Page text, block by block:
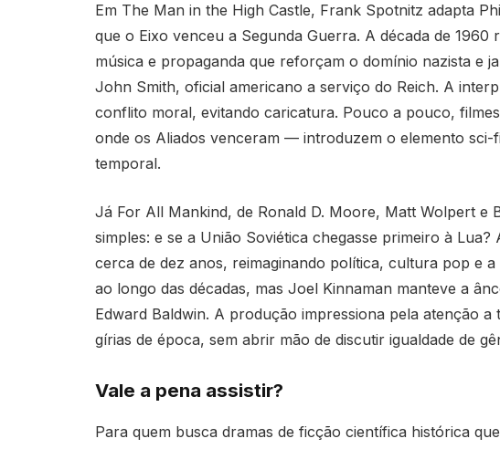
Em The Man in the High Castle, Frank Spotnitz adapta
que o Eixo venceu a Segunda Guerra. A década de
música e propaganda que reforçam o domínio nazista e
John Smith, oficial americano a serviço do Reich. A
conflito moral, evitando caricatura. Pouco a pouco,
onde os Aliados venceram — introduzem o elemento sci-
temporal.
Já For All Mankind, de Ronald D. Moore, Matt Wolpert e
simples: e se a União Soviética chegasse primeiro à
cerca de dez anos, reimaginando política, cultura pop e
ao longo das décadas, mas Joel Kinnaman manteve a
Edward Baldwin. A produção impressiona pela atenção a
gírias de época, sem abrir mão de discutir igualdade de
Vale a pena assistir?
Para quem busca dramas de ficção científica histórica